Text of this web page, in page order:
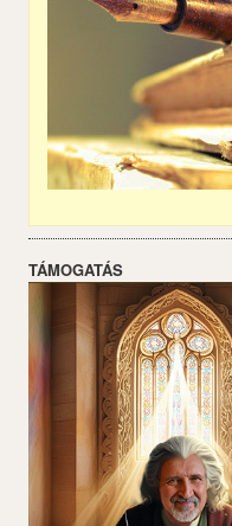
TÁMOGATÁS